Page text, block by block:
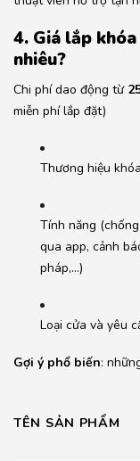
4. Giá lắp
nhiêu?
Chi phí dao động từ
miễn phí lắp đặt)
Thương hiệu
Tính năng
qua app, cảnh
pháp,…)
Loại cửa và yêu
Gợi ý phổ biến:
TÊN SẢN PHẨM